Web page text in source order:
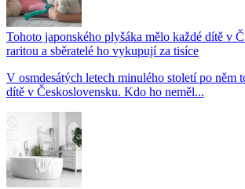
Tohoto japonského plyšáka mělo každé dítě v
raritou a sběratelé ho vykupují za tisíce
V osmdesátých letech minulého století po něm
dítě v Československu. Kdo ho neměl...